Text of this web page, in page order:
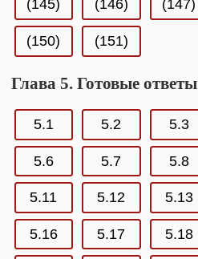
(145) (146) (147)
(150) (151)
Глава 5. Готовые ответы
5.1 5.2 5.3
5.6 5.7 5.8
5.11 5.12 5.13
5.16 5.17 5.18